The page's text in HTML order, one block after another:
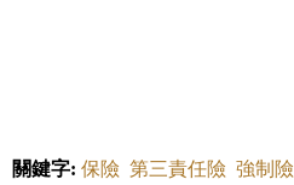
關鍵字: 保險 第三責任險 強制險